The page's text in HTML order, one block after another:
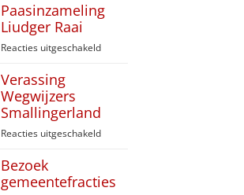
winkelactie
Albert
Paasinzameling
Liudger Raai
Reacties uitgeschakeldvoor
Verassing
Wegwijzers
Smallingerland
Reacties uitgeschakeldvoor
Smallingerland
Bezoek
gemeentefracties